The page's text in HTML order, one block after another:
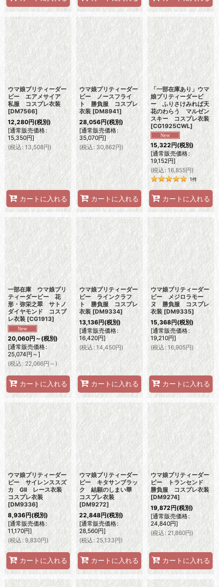
ウマ娘プリティーダー
ビー エアメサイア
私服 コスプレ衣装
[DM7566]
12,280円(税別)
[通常販売価格:
15,350円]
(税込: 13,508円)
カートに入れる
ウマ娘プリティーダー
ビー ノースフライ
ト 勝負服 コスプレ
衣装 [DM8941]
28,056円(税別)
[通常販売価格:
35,070円]
(税込: 30,862円)
カートに入れる
「一部在庫あり」ウマ
娘プリティーダービ
ー ふりさけみれば天
花のわらう マルゼン
スキー コスプレ衣装
[CG1925CWL]
15,322円(税別)
[通常販売価格:
19,152円]
(税込: 16,855円)
1件
カートに入れる
一部在庫 ウマ娘プリ
ティーダービー 花
形・弥栄之翠 サトノ
ダイヤモンド コスプ
レ衣装 [CG1913]
20,060円～ (税別)
[通常販売価格:
25,074円～]
(税込: 22,066円～)
カートに入れる
ウマ娘プリティーダー
ビー ラインクラフ
ト 勝負服 コスプレ
衣装 [DM9334]
13,136円(税別)
[通常販売価格:
16,420円]
(税込: 14,450円)
カートに入れる
ウマ娘プリティーダー
ビー メジロラモー
ヌ 勝負服 コスプレ
衣装 [DM9335]
15,368円(税別)
[通常販売価格:
19,210円]
(税込: 16,905円)
カートに入れる
ウマ娘プリティーダー
ビー サイレンススズ
カ GII レース衣装
コスプレ衣装
[DM9336]
8,936円(税別)
[通常販売価格:
11,170円]
(税込 : 9,830円)
カートに入れる
ウマ娘プリティーダー
ビー キタサンブラッ
ク 結願のしまい華
コスプレ衣装
[DM9272]
22,848円(税別)
[通常販売価格:
28,560円]
(税込 : 25,133円)
カートに入れる
ウマ娘プリティーダー
ビー トランセンド
勝負服 コスプレ衣装
[DM9274]
19,872円(税別)
[通常販売価格:
24,840円]
(税込: 21,860円)
カートに入れる